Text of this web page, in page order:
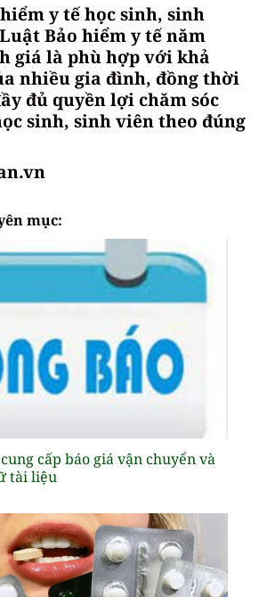
y tế học sinh, sinh
Bảo hiểm y tế năm
giá là phù hợp với khả
nhiều gia đình, đồng thời
đủ quyền lợi chăm sóc
sinh, sinh viên theo đúng
mục:
cấp báo giá vận chuyển và
tài liệu